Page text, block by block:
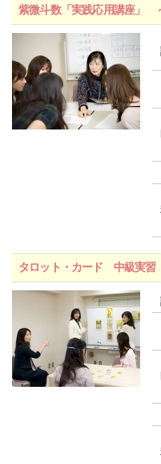
紫微斗数「実践応用講座」
タロット・カード 中級実習